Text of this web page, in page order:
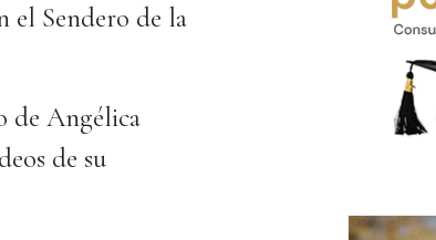
el Sendero de la
de Angélica
de su